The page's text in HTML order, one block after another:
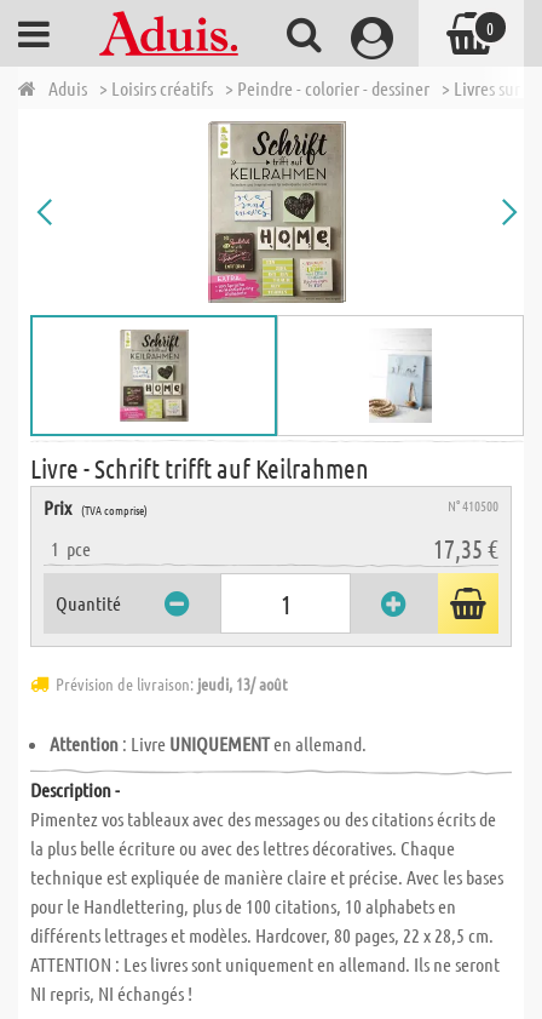
Aduis > Loisirs créatifs > Peindre - colorier - dessiner > Livres sur
Livre - Schrift trifft auf Keilrahmen
Prix (TVA comprise) N° 410500
1 pce 17,35 €
Quantité
Prévision de livraison: jeudi, 13/ août
Attention : Livre UNIQUEMENTen allemand.
Description -
Pimentez vos tableaux avec des messages ou des citations écrits de
la plus belle écriture ou avec des lettres décoratives. Chaque
technique est expliquée de manière claire et précise. Avec les bases
pour le Handlettering, plus de 100 citations, 10 alphabets en
différents lettrages et modèles. Hardcover, 80 pages, 22 x 28,5 cm.
ATTENTION : Les livres sont uniquement en allemand. Ils ne seront
NI repris, NI échangés !
0